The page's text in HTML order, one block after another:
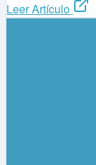
Leer Artículo